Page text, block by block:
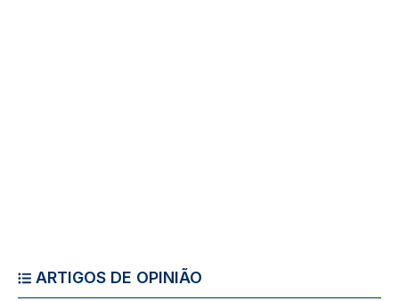
ARTIGOS DE OPINIÃO